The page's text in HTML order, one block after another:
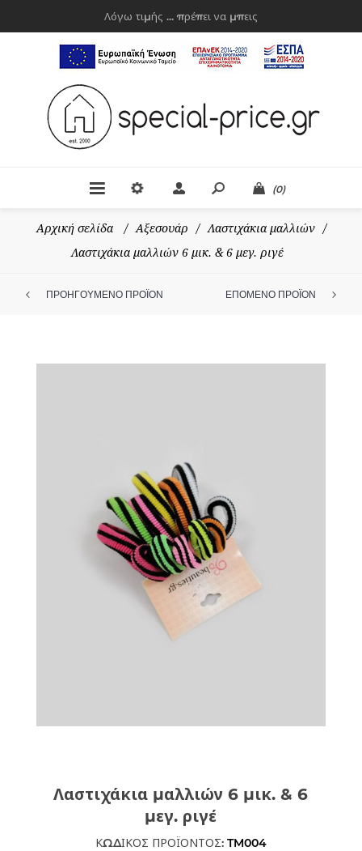
Λόγω τιμής ... πρέπει να μπεις
(0)
Αρχική σελίδα / Αξεσουάρ / Λαστιχάκια μαλλιών
/
Λαστιχάκια μαλλιών 6 μικ. & 6 μεγ. ριγέ
ΠΡΟΗΓΟΥΜΕΝΟ ΠΡΟΪΟΝ ΕΠΟΜΕΝΟ ΠΡΟΪΟΝ
Λαστιχάκια μαλλιών 6 μικ. & 6
μεγ. ριγέ
ΚΩΔΙΚΟΣ ΠΡΟΪΟΝΤΟΣ: TM004